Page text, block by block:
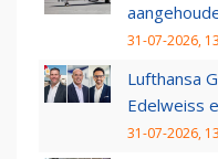
31-07-2026,
Lufthansa
Edelweiss
31-07-2026,